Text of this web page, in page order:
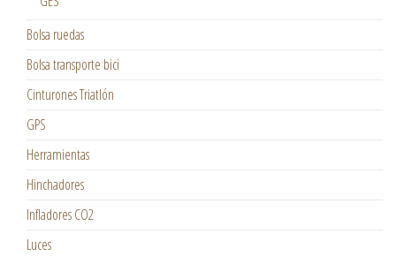
Bolsa ruedas
Bolsa transporte bici
Cinturones Triatlón
GPS
Herramientas
Hinchadores
Infladores CO2
Luces